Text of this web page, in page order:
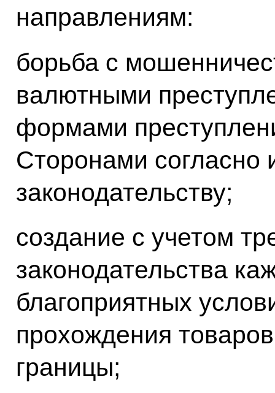
направлениям:
борьба с
валютными
формами
Сторонами согласно
законодательству;
создание с учетом
законодательства
благоприятных
прохождения
границы;